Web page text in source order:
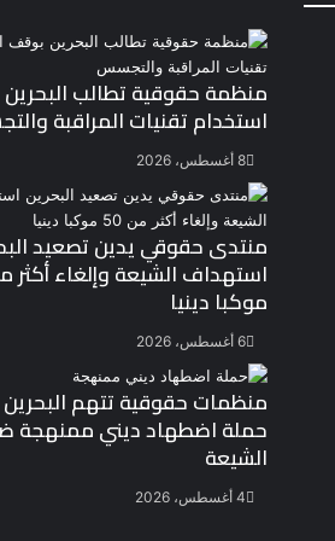
منظمة حقوقية تطالب
استخدام تقنيات المراقبة
8 أغسطس، 2026
منتدى حقوقي يدين تصعيد
موكبا دينيا
6 أغسطس، 2026
منظمات حقوقية تتهم
حملة اضطهاد ديني ممنهجة
الشيعة
4 أغسطس، 2026